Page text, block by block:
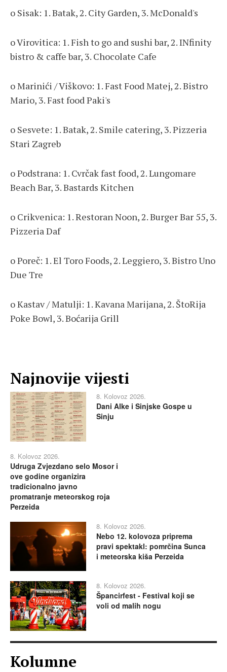
o Sisak: 1. Batak, 2. City Garden, 3. McDonald's
o Virovitica: 1. Fish to go and sushi bar, 2. INfinity
bistro & caffe bar, 3. Chocolate Cafe
o Marinići / Viškovo: 1. Fast Food Matej, 2. Bistro
Mario, 3. Fast food Paki's
o Sesvete: 1. Batak, 2. Smile catering, 3. Pizzeria
Stari Zagreb
o Podstrana: 1. Cvrčak fast food, 2. Lungomare
Beach Bar, 3. Bastards Kitchen
o Crikvenica: 1. Restoran Noon, 2. Burger Bar 55, 3.
Pizzeria Daf
o Poreč: 1. El Toro Foods, 2. Leggiero, 3. Bistro Uno
Due Tre
o Kastav / Matulji: 1. Kavana Marijana, 2. ŠtoRija
Poke Bowl, 3. Boćarija Grill
Najnovije vijesti
8. Kolovoz 2026.
Dani Alke i Sinjske Gospe u
Sinju
8. Kolovoz 2026.
Udruga Zvjezdano selo Mosor i
ove godine organizira
tradicionalno javno
promatranje meteorskog roja
Perzeida
8. Kolovoz 2026.
Nebo 12. kolovoza priprema
pravi spektakl: pomrčina Sunca
i meteorska kiša Perzeida
8. Kolovoz 2026.
Špancirfest - Festival koji se
voli od malih nogu
Kolumne